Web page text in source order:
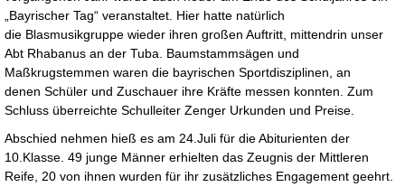
„Bayrischer Tag“ veranstaltet. Hier hatte natürlich
die Blasmusikgruppe wieder ihren großen Auftritt, mittendrin unser
Abt Rhabanus an der Tuba. Baumstammsägen und
Maßkrugstemmen waren die bayrischen Sportdisziplinen, an
denen Schüler und Zuschauer ihre Kräfte messen konnten. Zum
Schluss überreichte Schulleiter Zenger Urkunden und Preise.
Abschied nehmen hieß es am 24.Juli für die Abiturienten der
10.Klasse. 49 junge Männer erhielten das Zeugnis der Mittleren
Reife, 20 von ihnen wurden für ihr zusätzliches Engagement geehrt.